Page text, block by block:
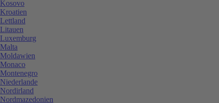
Kosovo
Kroatien
Lettland
Litauen
Luxemburg
Malta
Moldawien
Monaco
Montenegro
Niederlande
Nordirland
Nordmazedonien